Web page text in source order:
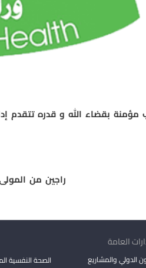
مؤمنة بقضاء الله و قدره
راجين من
العامة
الدولي والمشاريع
الصحة النفسية